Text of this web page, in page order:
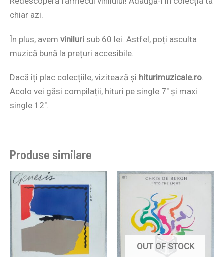
chiar azi.
În plus, avem viniluri sub 60 lei. Astfel, poți asculta
muzică bună la prețuri accesibile.
Dacă îți plac colecțiile, vizitează și hiturimuzicale.ro
Acolo vei găsi compilații, hituri pe single 7″ și maxi
single 12″.
Produse similare
OUT OF STOCK